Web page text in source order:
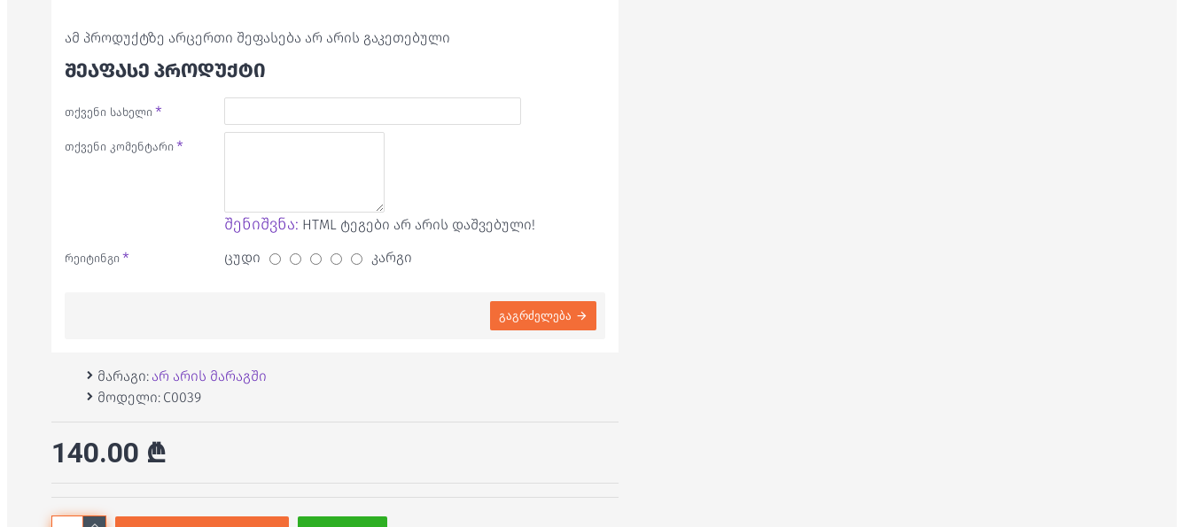
ამ პროდუქტზე არცერთი შეფასება არ არის გაკეთებული
ᲨᲔᲐᲤᲐᲡᲔ ᲞᲠᲝᲓᲣᲥᲢᲘ
თქვენი სახელი
თქვენი კომენტარი
შენიშვნა: HTML ტეგები არ არის დაშვებული!
რეიტინგი ცუდი კარგი
გაგრძელება
მარაგი: არ არის მარაგში
მოდელი: C0039
140.00 ₾